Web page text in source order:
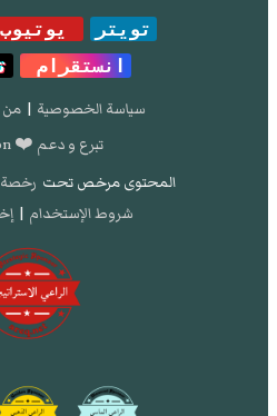
تويتر يوتيوب
انستقرام
سياسة الخصوصية |
تبرع و دعم ❤️ donation
المحتوى مرخص تحت رخصة
شروط الإستخدام |